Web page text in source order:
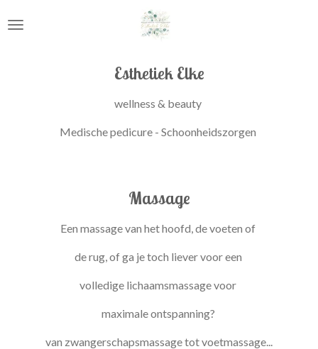
direct
Esthetiek Elke
wellness & beauty
Medische pedicure - Schoonheidszorgen
Massage
Een massage van het hoofd, de voeten of
de rug, of ga je toch liever voor een
volledige lichaamsmassage voor
maximale ontspanning?
van zwangerschapsmassage tot voetmassage...